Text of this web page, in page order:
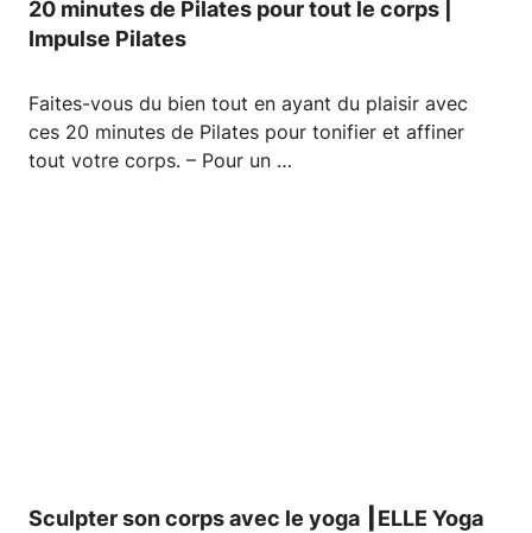
20 minutes de Pilates pour tout le corps |
Impulse Pilates
Faites-vous du bien tout en ayant du plaisir avec
ces 20 minutes de Pilates pour tonifier et affiner
tout votre corps. – Pour un …
Sculpter son corps avec le yoga ┃ELLE Yoga